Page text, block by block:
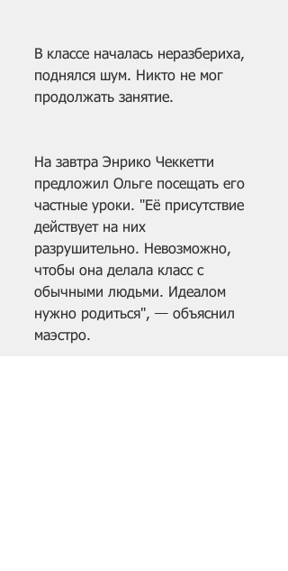
В классе началась неразбериха,
поднялся шум. Никто не мог
продолжать занятие.
На завтра Энрико Чеккетти
предложил Ольге посещать его
частные уроки. "Её присутствие
действует на них
разрушительно. Невозможно,
чтобы она делала класс с
обычными людьми. Идеалом
нужно родиться", — объяснил
маэстро.